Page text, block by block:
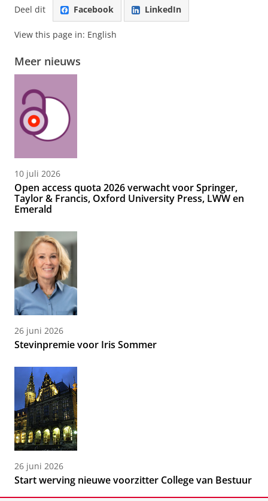
Deel dit Facebook LinkedIn
View this page in: English
Meer nieuws
10 juli 2026
Open access quota 2026 verwacht voor Springer,
Taylor & Francis, Oxford University Press, LWW en
Emerald
26 juni 2026
Stevinpremie voor Iris Sommer
26 juni 2026
Start werving nieuwe voorzitter College van Bestuur